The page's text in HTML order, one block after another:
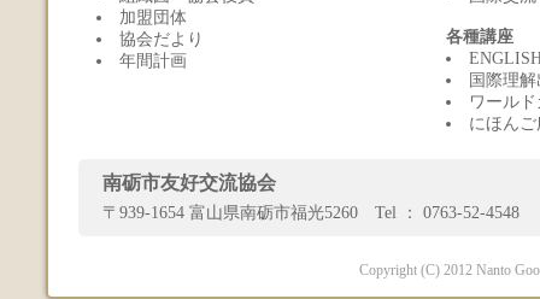
加盟団体
協会だより
年間計画
各種講座
国際理
ワール
にほん
南砺市友好交流協会
〒939-1654 富山県南砺市福光5260 Tel ： 0763-52-
Copyright (C) 2012 Nanto